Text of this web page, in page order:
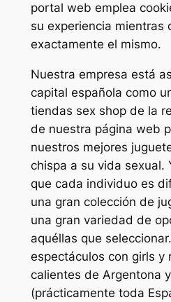
portal web emplea
su experiencia mientras
exactamente el mismo.
Nuestra empresa está
capital española como
tiendas sex shop de la
de nuestra página web
nuestros mejores
chispa a su vida sexual.
que cada individuo es
una gran colección de
una gran variedad de
aquéllas que
espectáculos con girls y
calientes de Argentona
(prácticamente toda